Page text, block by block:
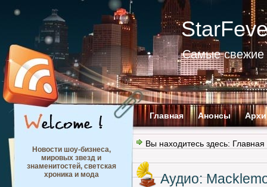
Самые свежие
Главная Анонсы
Новости шоу-бизнеса,
мировых звезд и
знаменитостей, светская
хроника и мода
Вы находитесь здесь: Главная
Аудио: